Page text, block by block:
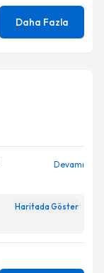
Daha Fazla
Devamı
Haritada Göster